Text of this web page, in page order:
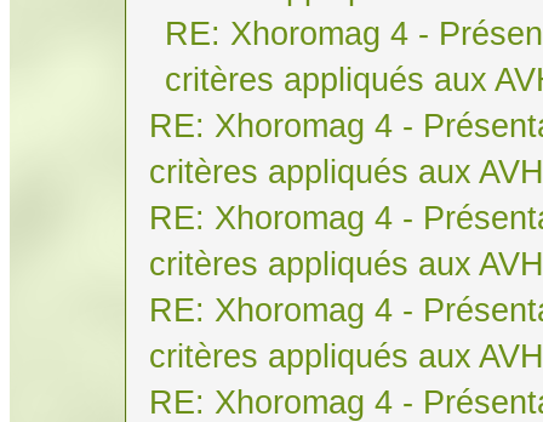
RE: Xhoromag 4 -
critères appliqués aux
RE: Xhoromag 4 -
critères appliqués aux AVH
RE: Xhoromag 4 -
critères appliqués aux AVH
RE: Xhoromag 4 -
critères appliqués aux AVH
RE: Xhoromag 4 -